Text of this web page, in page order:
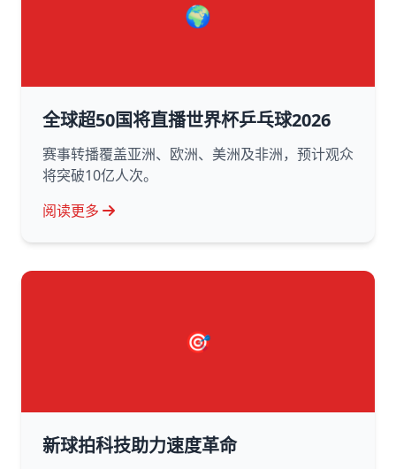
🌍
全球超50国将直播世界杯乒乓球2026
赛事转播覆盖亚洲、欧洲、美洲及非洲，预计观众
将突破10亿人次。
阅读更多
🎯
新球拍科技助力速度革命